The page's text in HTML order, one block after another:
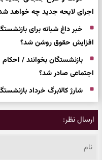
اجرای لایحه جدید چه خواهد
خبر داغ شبانه برای
افزایش حقوق روشن شد؟
بازنشستگان بخوانند /
اجتماعی صادر شد؟
شارژ کالابرگ خرداد
ارسال نظر: